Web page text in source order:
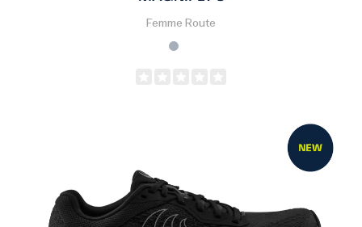
Femme Route